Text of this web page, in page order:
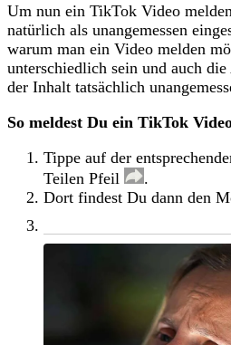
Um nun ein TikTok Video
natürlich als unangemessen
warum man ein Video melden
unterschiedlich sein und auch
der Inhalt tatsächlich
So meldest Du ein TikTok
Tippe auf der
Teilen Pfeil
.
Dort findest Du dann den